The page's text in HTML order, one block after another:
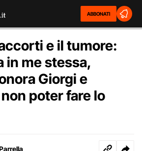
ABBONATI
e il tumore:
in me stessa,
Giorgi e
poter fare lo